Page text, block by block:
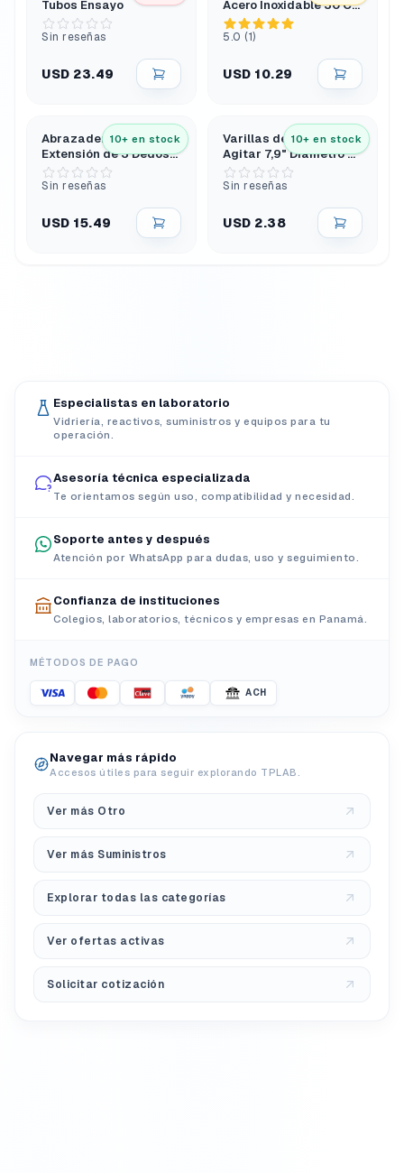
Tubos Ensayo
Sin reseñas
USD 23.49
Acero Inoxidable 30 Cm
Tipo Arco Extra Larga
5.0 (1)
USD 10.29
10+ en stock
Abrazadera de
Extensión de 3 Dedos
con Puntas de Pvc y
Cabezal Giratorio
Sin reseñas
USD 15.49
10+ en stock
Varillas de Vidrio para
Agitar 7,9" Diámetro 6
Mm Extremos
Redondeados
Sin reseñas
USD 2.38
Especialistas en laboratorio
Vidriería, reactivos, suministros y equipos para tu
operación.
Asesoría técnica especializada
Te orientamos según uso, compatibilidad y necesidad.
Soporte antes y después
Atención por WhatsApp para dudas, uso y seguimiento.
Confianza de instituciones
Colegios, laboratorios, técnicos y empresas en Panamá.
MÉTODOS DE PAGO
ACH
Navegar más rápido
Accesos útiles para seguir explorando TPLAB.
Ver más Otro
Ver más Suministros
Explorar todas las categorías
Ver ofertas activas
Solicitar cotización